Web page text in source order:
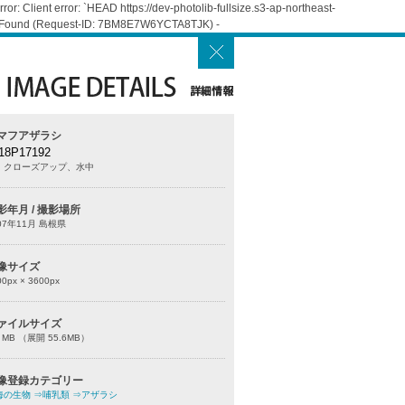
Client error: `HEAD https://dev-photolib-fullsize.s3-ap-northeast-
(Request-ID: 7BM8E7W6YCTA8TJK) -
フアザラシ
クローズアップ、水中
年月 / 撮影場所
年11月 島根県
サイズ
px × 3600px
イルサイズ
（展開 55.6MB）
登録カテゴリー
生物 ⇒哺乳類 ⇒アザラシ